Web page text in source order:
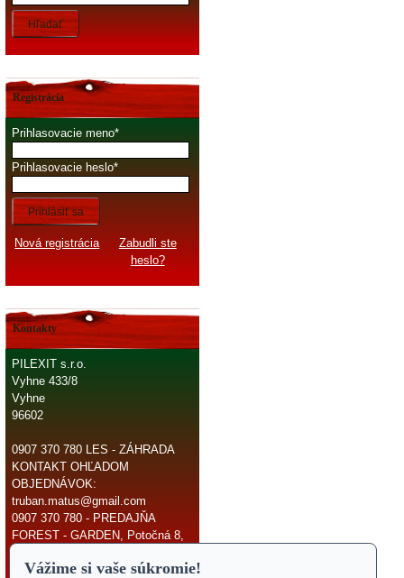
Hľadať
Registrácia
Prihlasovacie meno
Prihlasovacie heslo
Prihlásiť sa
Nová registrácia
Zabudli ste
heslo?
Kontakty
PILEXIT s.r.o.
Vyhne 433/8
Vyhne
96602
0907 370 780 LES - ZÁHRADA
KONTAKT OHĽADOM
OBJEDNÁVOK:
truban.matus@gmail.com
0907 370 780 - PREDAJŇA
FOREST - GARDEN, Potočná 8,